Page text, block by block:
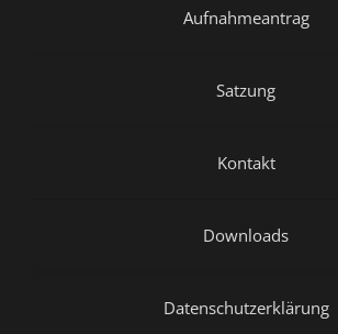
Aufnahmeantrag
Satzung
Kontakt
Downloads
Datenschutzerklärung